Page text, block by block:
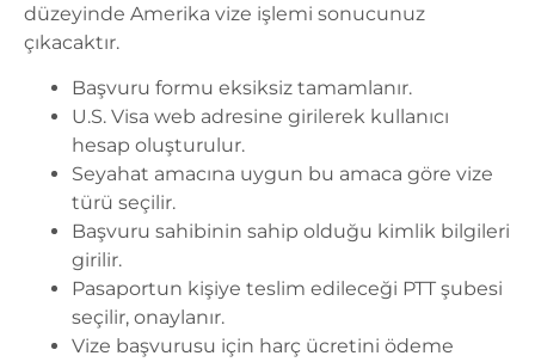
düzeyinde Amerika vize işlemi sonucunuz
çıkacaktır.
Başvuru formu eksiksiz tamamlanır.
U.S. Visa web adresine girilerek kullanıcı
hesap oluşturulur.
Seyahat amacına uygun bu amaca göre vize
türü seçilir.
Başvuru sahibinin sahip olduğu kimlik bilgileri
girilir.
Pasaportun kişiye teslim edileceği PTT şubesi
seçilir, onaylanır.
Vize başvurusu için harç ücretini ödeme